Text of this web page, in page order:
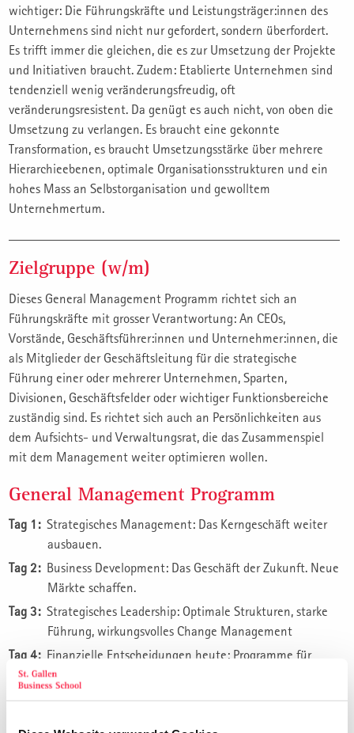
wichtiger: Die Führungskräfte und Leistungsträger:innen des
Unternehmens sind nicht nur gefordert, sondern überfordert.
Es trifft immer die gleichen, die es zur Umsetzung der Projekte
und Initiativen braucht. Zudem: Etablierte Unternehmen sind
tendenziell wenig veränderungsfreudig, oft
veränderungsresistent. Da genügt es auch nicht, von oben die
Umsetzung zu verlangen. Es braucht eine gekonnte
Transformation, es braucht Umsetzungsstärke über mehrere
Hierarchieebenen, optimale Organisationsstrukturen und ein
hohes Mass an Selbstorganisation und gewolltem
Unternehmertum.
Zielgruppe (w/m)
Dieses General Management Programm richtet sich an
Führungskräfte mit grosser Verantwortung: An CEOs,
Vorstände, Geschäftsführer:innen und Unternehmer:innen, die
als Mitglieder der Geschäftsleitung für die strategische
Führung einer oder mehrerer Unternehmen, Sparten,
Divisionen, Geschäftsfelder oder wichtiger Funktionsbereiche
zuständig sind. Es richtet sich auch an Persönlichkeiten aus
dem Aufsichts- und Verwaltungsrat, die das Zusammenspiel
mit dem Management weiter optimieren wollen.
General Management Programm
Tag 1:Strategisches Management: Das Kerngeschäft weiter
ausbauen.
Tag 2:Business Development: Das Geschäft der Zukunft. Neue
Märkte schaffen.
Tag 3:Strategisches Leadership: Optimale Strukturen, starke
Führung, wirkungsvolles Change Management
Tag 4:Finanzielle Entscheidungen heute: Programme für
finanzielle Exzellenz.
Teilbereich im Hinblick auf Veränderungen und